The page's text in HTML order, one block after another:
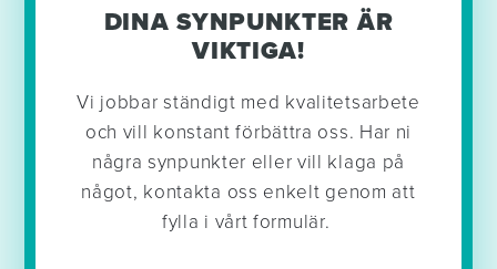
DINA SYNPUNKTER ÄR
VIKTIGA!
Vi jobbar ständigt med kvalitetsarbete
och vill konstant förbättra oss. Har ni
några synpunkter eller vill klaga på
något, kontakta oss enkelt genom att
fylla i vårt formulär.